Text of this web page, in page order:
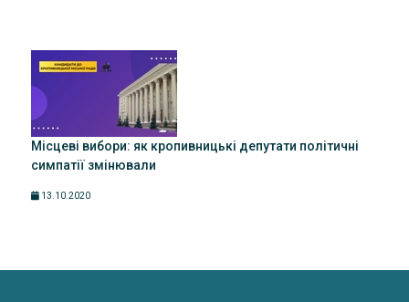
Місцеві вибори: як кропивницькі депутати політичні
симпатії змінювали
13.10.2020